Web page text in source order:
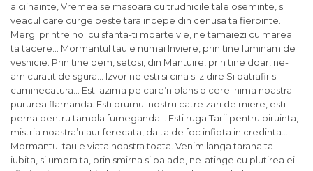
aici’nainte, Vremea se masoara cu trudnicile tale oseminte, si
veacul care curge peste tara incepe din cenusa ta fierbinte.
Mergi printre noi cu sfanta-ti moarte vie, ne tamaiezi cu marea
ta tacere… Mormantul tau e numai Inviere, prin tine luminam de
vesnicie. Prin tine bem, setosi, din Mantuire, prin tine doar, ne-
am curatit de sgura… Izvor ne esti si cina si zidire Si patrafir si
cuminecatura… Esti azima pe care’n plans o cere inima noastra
pururea flamanda. Esti drumul nostru catre zari de miere, esti
perna pentru tampla fumeganda… Esti ruga Tarii pentru biruinta,
mistria noastra’n aur ferecata, dalta de foc infipta in credinta…
Mormantul tau e viata noastra toata. Venim langa tarana ta
iubita, si umbra ta, prin smirna si balade, ne-atinge cu plutirea ei